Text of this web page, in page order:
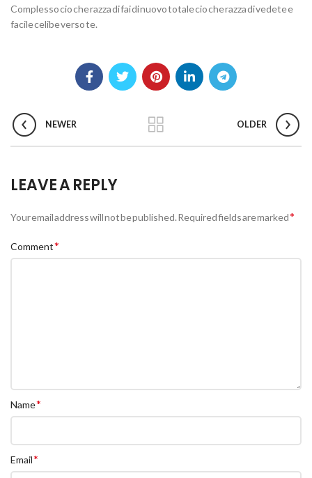
Complesso cio che razza di fai di nuovo totale cio che razza di vedete e
facile celibe verso te.
NEWER OLDER
LEAVE A REPLY
Your email address will not be published.Required fields are marked*
Comment*
Name*
Email*